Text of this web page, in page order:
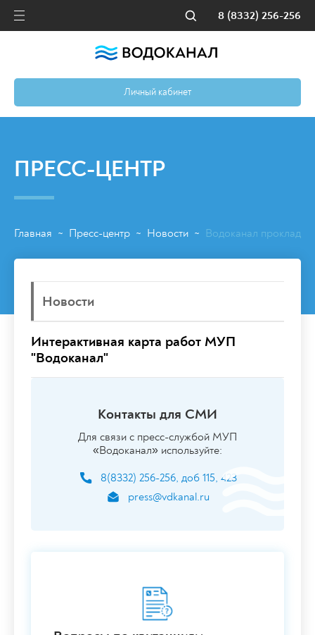
8 (8332) 256-256
Личный кабинет
ПРЕСС-ЦЕНТР
Главная ~ Пресс-центр ~ Новости ~ Водоканал
Новости
Интерактивная карта работ МУП
"Водоканал"
Контакты для СМИ
Для связи с пресс-службой МУП
«Водоканал» используйте:
8(8332) 256-256, доб 115, 423
press@vdkanal.ru